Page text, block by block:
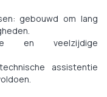
gebouwd om lang
en veelzijdige
assistentie